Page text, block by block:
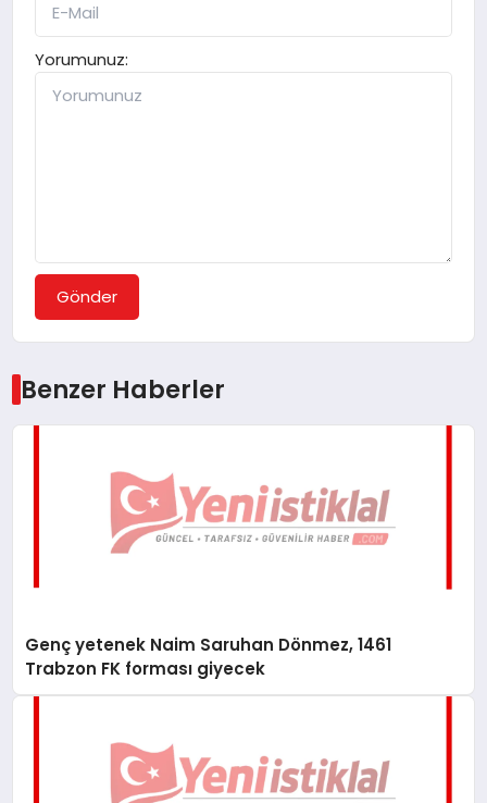
Yorumunuz:
Gönder
Benzer Haberler
Genç yetenek Naim Saruhan Dönmez, 1461
Trabzon FK forması giyecek